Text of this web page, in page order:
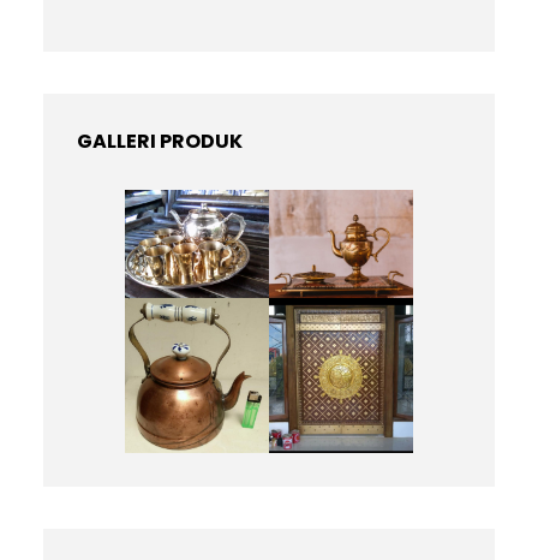
GALLERI PRODUK